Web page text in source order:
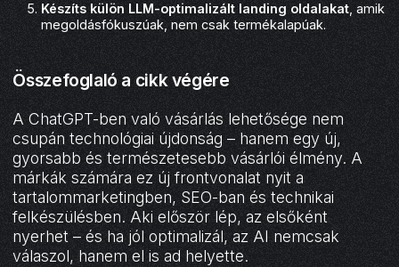
Készíts külön LLM-optimalizált landing oldalakat , amik
megoldásfókuszúak, nem csak termékalapúak.
Összefoglaló a cikk végére
A ChatGPT-ben való vásárlás lehetősége nem
csupán technológiai újdonság – hanem egy új,
gyorsabb és természetesebb vásárlói élmény. A
márkák számára ez új frontvonalat nyit a
tartalommarketingben, SEO-ban és technikai
felkészülésben. Aki először lép, az elsőként
nyerhet – és ha jól optimalizál, az AI nemcsak
válaszol, hanem el is ad helyette.